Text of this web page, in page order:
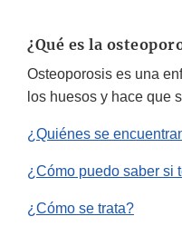
¿Qué es la
Osteoporosis es una
los huesos y hace que
¿Quiénes se
¿Cómo puedo saber si
¿Cómo se trata?